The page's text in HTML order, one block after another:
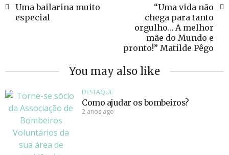
Uma bailarina muito
especial
“Uma vida não
chega para tanto
orgulho… A melhor
mãe do Mundo e
pronto!” Matilde Pêgo
You may also like
DESTAQUE
Como ajudar os bombeiros?
2 anos ago